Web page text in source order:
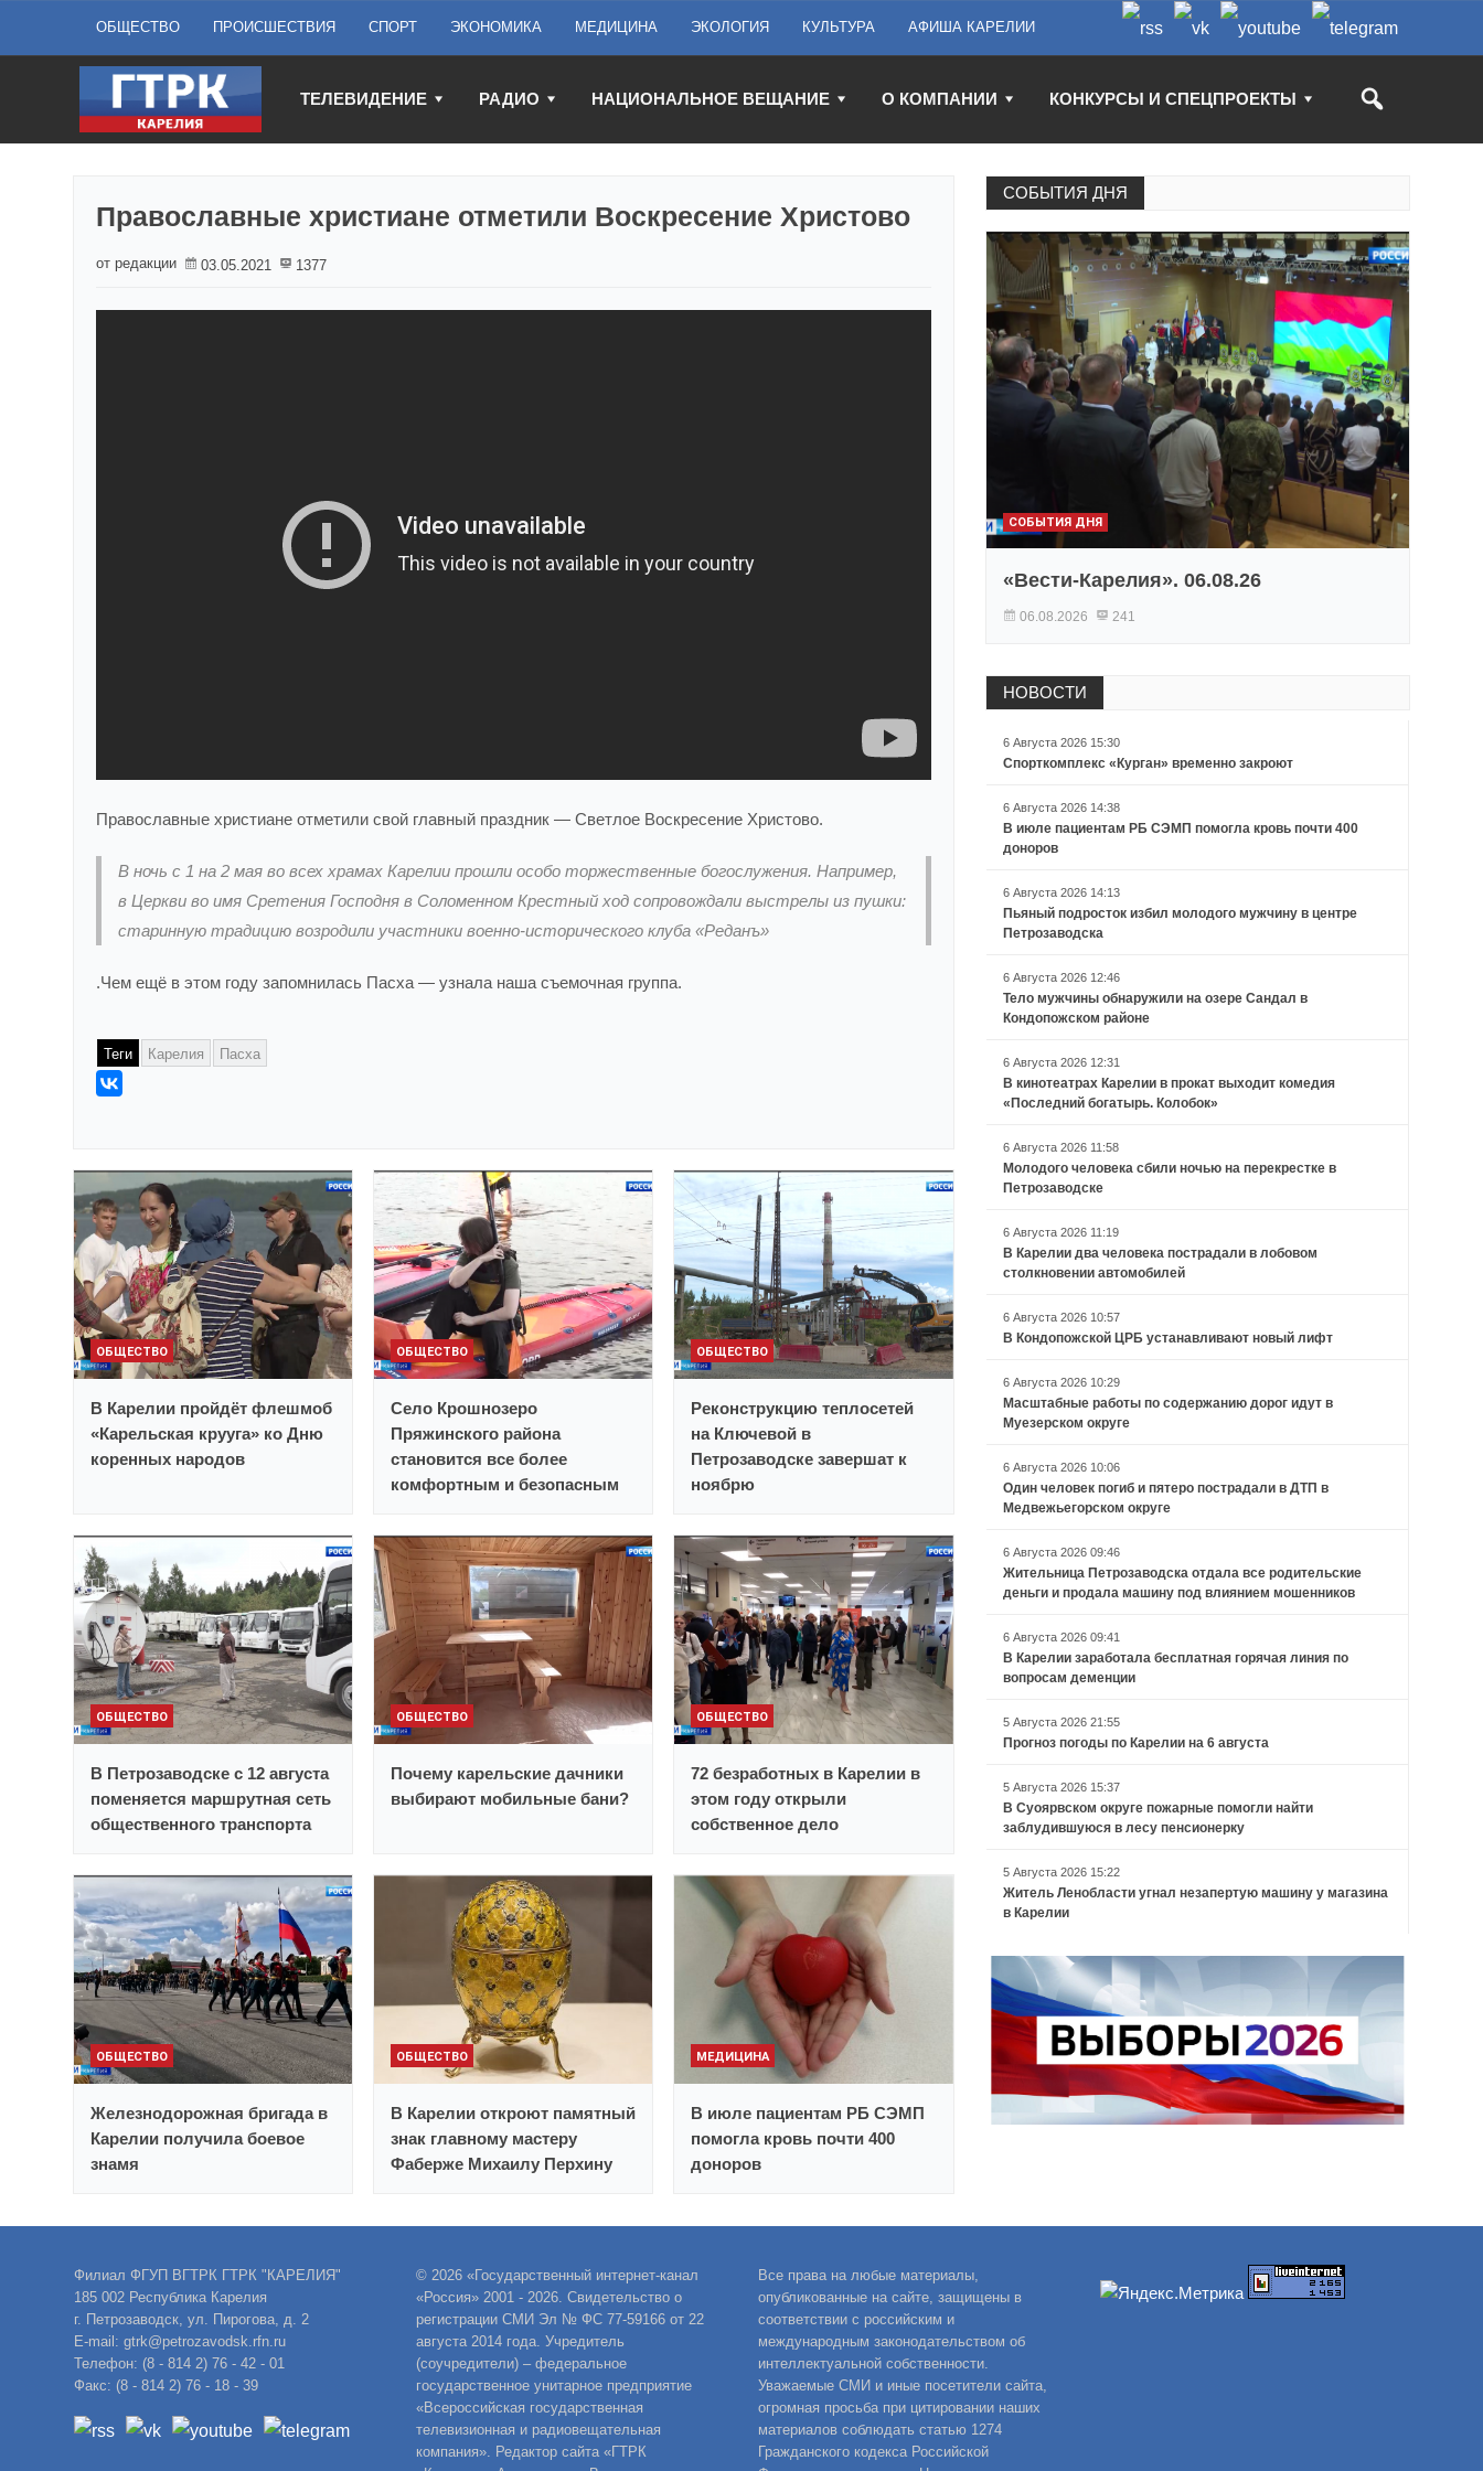
ОБЩЕСТВО ПРОИСШЕСТВИЯ СПОРТ ЭКОНОМИКА МЕДИЦИНА ЭКОЛОГИЯ КУЛЬТУРА АФИША КАРЕЛИИ
ТЕЛЕВИДЕНИЕ РАДИО НАЦИОНАЛЬНОЕ ВЕЩАНИЕ О КОМПАНИИ КОНКУРСЫ И СПЕЦПРОЕКТЫ
Православные христиане отметили Воскресение Христово
от редакции 03.05.2021 1377
Православные христиане отметили свой главный праздник — Светлое Воскресение Христово.
В ночь с 1 на 2 мая во всех храмах Карелии прошли особо торжественные богослужения. Например,
в Церкви во имя Сретения Господня в Соломенном Крестный ход сопровождали выстрелы из пушки:
старинную традицию возродили участники военно-исторического клуба «Реданъ»
.Чем ещё в этом году запомнилась Пасха — узнала наша съемочная группа.
Теги Карелия Пасха
ОБЩЕСТВО
В Карелии пройдёт флешмоб
«Карельская крууга» ко Дню
коренных народов
ОБЩЕСТВО
Село Крошнозеро
Пряжинского района
становится все более
комфортным и безопасным
ОБЩЕСТВО
Реконструкцию теплосетей
на Ключевой в
Петрозаводске завершат к
ноябрю
ОБЩЕСТВО
В Петрозаводске с 12 августа
поменяется маршрутная сеть
общественного транспорта
ОБЩЕСТВО
Почему карельские дачники
выбирают мобильные бани?
ОБЩЕСТВО
72 безработных в Карелии в
этом году открыли
собственное дело
ОБЩЕСТВО
Железнодорожная бригада в
Карелии получила боевое
знамя
ОБЩЕСТВО
В Карелии откроют памятный
знак главному мастеру
Фаберже Михаилу Перхину
МЕДИЦИНА
В июле пациентам РБ СЭМП
помогла кровь почти 400
доноров
СОБЫТИЯ ДНЯ
СОБЫТИЯ ДНЯ
«Вести-Карелия». 06.08.26
06.08.2026 241
НОВОСТИ
6 Августа 2026 15:30
Спорткомплекс «Курган» временно закроют
6 Августа 2026 14:38
В июле пациентам РБ СЭМП помогла кровь почти 400
доноров
6 Августа 2026 14:13
Пьяный подросток избил молодого мужчину в центре
Петрозаводска
6 Августа 2026 12:46
Тело мужчины обнаружили на озере Сандал в
Кондопожском районе
6 Августа 2026 12:31
В кинотеатрах Карелии в прокат выходит комедия
«Последний богатырь. Колобок»
6 Августа 2026 11:58
Молодого человека сбили ночью на перекрестке в
Петрозаводске
6 Августа 2026 11:19
В Карелии два человека пострадали в лобовом
столкновении автомобилей
6 Августа 2026 10:57
В Кондопожской ЦРБ устанавливают новый лифт
6 Августа 2026 10:29
Масштабные работы по содержанию дорог идут в
Муезерском округе
6 Августа 2026 10:06
Один человек погиб и пятеро пострадали в ДТП в
Медвежьегорском округе
6 Августа 2026 09:46
Жительница Петрозаводска отдала все родительские
деньги и продала машину под влиянием мошенников
6 Августа 2026 09:41
В Карелии заработала бесплатная горячая линия по
вопросам деменции
5 Августа 2026 21:55
Прогноз погоды по Карелии на 6 августа
5 Августа 2026 15:37
В Суоярвском округе пожарные помогли найти
заблудившуюся в лесу пенсионерку
5 Августа 2026 15:22
Житель Ленобласти угнал незапертую машину у магазина
в Карелии
Филиал ФГУП ВГТРК ГТРК "КАРЕЛИЯ"
185 002 Республика Карелия
г. Петрозаводск, ул. Пирогова, д. 2
E-mail: gtrk@petrozavodsk.rfn.ru
Телефон: (8 - 814 2) 76 - 42 - 01
Факс: (8 - 814 2) 76 - 18 - 39
© 2026 «Государственный интернет-канал
«Россия» 2001 - 2026. Свидетельство о
регистрации СМИ Эл № ФС 77-59166 от 22
августа 2014 года. Учредитель
(соучредители) – федеральное
государственное унитарное предприятие
«Всероссийская государственная
телевизионная и радиовещательная
компания». Редактор сайта «ГТРК
Все права на любые материалы,
опубликованные на сайте, защищены в
соответствии с российским и
международным законодательством об
интеллектуальной собственности.
Уважаемые СМИ и иные посетители сайта,
огромная просьба при цитировании наших
материалов соблюдать статью 1274
Гражданского кодекса Российской